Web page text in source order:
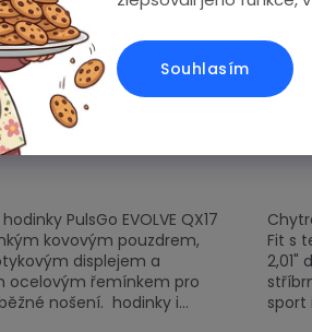
Souhlasím
QX17 Fit | duální GPS |
kompas | svítilna
(>5 ks)
PulsGo EVOLVE QX17
kovovým pouzdrem,
displejem a
ocelovým řemínkem pro
nošení. hodinky i...
Fit s
2,01"
sport